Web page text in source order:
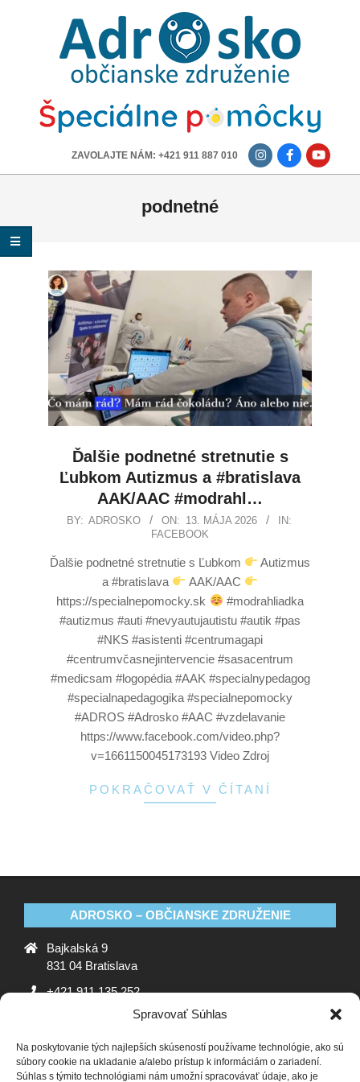
Spravovať Súhlas
Na poskytovanie tých najlepších skúseností používame technológie, ako sú
súbory cookie na ukladanie a/alebo prístup k informáciám o zariadení.
Súhlas s týmito technológiami nám umožní spracovávať údaje, ako je
ADROSKO
OBČIANSKE
ZDRUŽENIE
ZAVOLAJTE NÁM: +421 911 887 010
podnetné
Ďalšie podnetné stretnutie s
Ľubkom Autizmus a #bratislava
AAK/AAC #modrahl…
BY: ADROSKO ON: 13. MÁJA 2026
IN:
FACEBOOK
Ďalšie podnetné stretnutie s Ľubkom
Autizmus
a #bratislava
AAK/AAC
https://specialnepomocky.sk
#modrahliadka
#autizmus #auti #nevyautujautistu #autik #pas
#NKS #asistenti #centrumagapi
#centrumvčasnejintervencie #sasacentrum
#medicsam #logopédia #AAK #specialnypedagog
#specialnapedagogika #specialnepomocky
#ADROS #Adrosko #AAC #vzdelavanie
https://www.facebook.com/video.php?
v=1661150045173193 Video Zdroj
POKRAČOVAŤ V ČÍTANÍ
ADROSKO – OBČIANSKE ZDRUŽENIE
Bajkalská 9
831 04 Bratislava
+421 911 135 252
ADROSKO